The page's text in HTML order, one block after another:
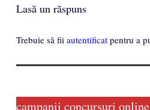
Lasă un răspuns
Trebuie să fii autentificat pentru a
campanii concursuri